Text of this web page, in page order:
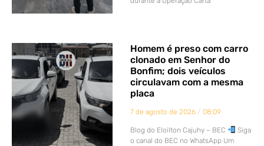
Homem é preso com carro
clonado em Senhor do
Bonfim; dois veículos
circulavam com a mesma
placa
7 de agosto de 2026 08:09
Blog do Eloilton Cajuhy – BEC
Siga
o canal do BEC no WhatsApp Um